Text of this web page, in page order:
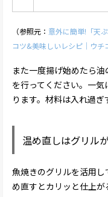
（参照元： 意外に簡単!「天
コツ&美味しいレシピ｜ウチ
また一度揚げ始めたら
を行ってください。一
ります。材料は入れ過ぎ
温め直しはグリル
魚焼きのグリルを活用
め直すとカリッと仕上が